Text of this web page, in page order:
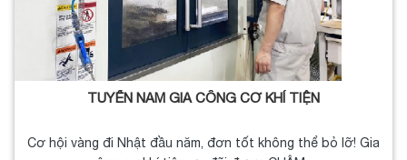
TUYỂN NAM GIA CÔNG CƠ KHÍ TIỆN
Cơ hội vàng đi Nhật đầu năm, đơn tốt không thể bỏ lỡ! Gia